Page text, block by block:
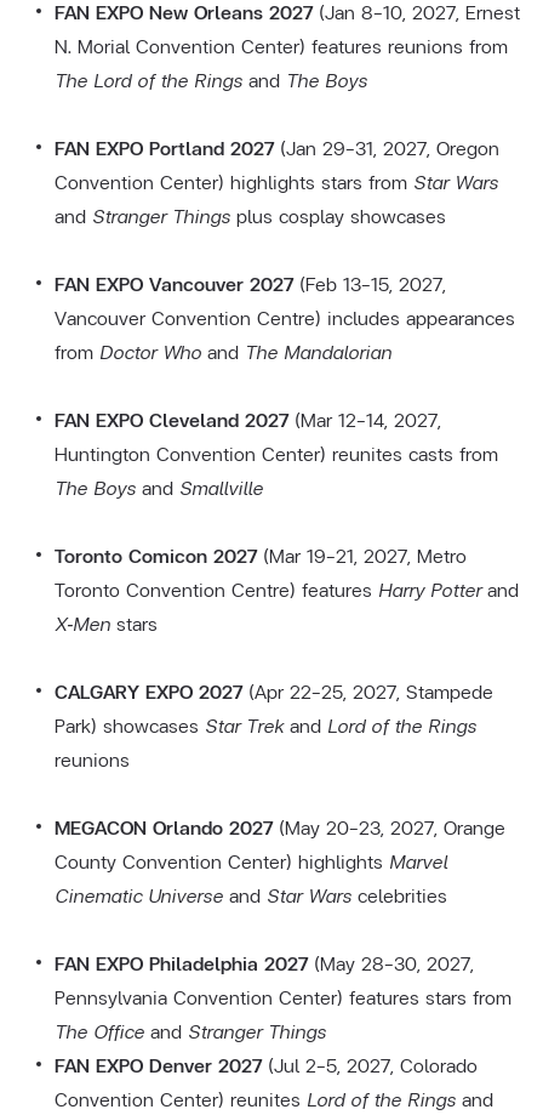
FAN EXPO New Orleans 2027(Jan 8–10, 2027, Ernest
N. Morial Convention Center) features reunions from
The Lord of the Rings and The Boys
FAN EXPO Portland 2027(Jan 29–31, 2027, Oregon
Convention Center) highlights stars from Star Wars
and Stranger Things plus cosplay showcases
FAN EXPO Vancouver 2027(Feb 13–15, 2027,
Vancouver Convention Centre) includes appearances
from Doctor Who and The Mandalorian
FAN EXPO Cleveland 2027(Mar 12–14, 2027,
Huntington Convention Center) reunites casts from
The Boys and Smallville
Toronto Comicon 2027(Mar 19–21, 2027, Metro
Toronto Convention Centre) features Harry Potterand
X‑Men stars
CALGARY EXPO 2027(Apr 22–25, 2027, Stampede
Park) showcases Star Trekand Lord of the Rings
reunions
MEGACON Orlando 2027(May 20–23, 2027, Orange
County Convention Center) highlights Marvel
Cinematic Universe and Star Wars celebrities
FAN EXPO Philadelphia 2027(May 28–30, 2027,
Pennsylvania Convention Center) features stars from
The Office and Stranger Things
FAN EXPO Denver 2027(Jul 2–5, 2027, Colorado
Convention Center) reunites Lord of the Rings and